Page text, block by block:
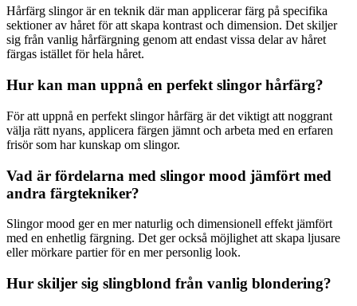
Hårfärg slingor är en teknik där man applicerar färg på specifika
sektioner av håret för att skapa kontrast och dimension. Det skiljer
sig från vanlig hårfärgning genom att endast vissa delar av håret
färgas istället för hela håret.
Hur kan man uppnå en perfekt slingor hårfärg?
För att uppnå en perfekt slingor hårfärg är det viktigt att noggrant
välja rätt nyans, applicera färgen jämnt och arbeta med en erfaren
frisör som har kunskap om slingor.
Vad är fördelarna med slingor mood jämfört med
andra färgtekniker?
Slingor mood ger en mer naturlig och dimensionell effekt jämfört
med en enhetlig färgning. Det ger också möjlighet att skapa ljusare
eller mörkare partier för en mer personlig look.
Hur skiljer sig slingblond från vanlig blondering?